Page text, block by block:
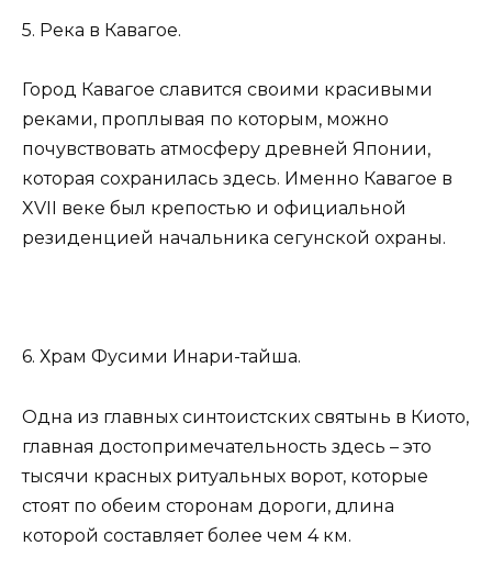
5. Река в Кавагое.
Город Кавагое славится своими красивыми
реками, проплывая по которым, можно
почувствовать атмосферу древней Японии,
которая сохранилась здесь. Именно Кавагое в
XVII веке был крепостью и официальной
резиденцией начальника сегунской охраны.
6. Храм Фусими Инари-тайша.
Одна из главных синтоистских святынь в Киото,
главная достопримечательность здесь – это
тысячи красных ритуальных ворот, которые
стоят по обеим сторонам дороги, длина
которой составляет более чем 4 км.